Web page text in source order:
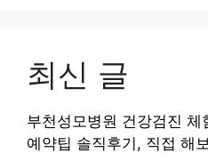
최신 글
부천성모병원 건강검진
예약팁 솔직후기, 직접 해